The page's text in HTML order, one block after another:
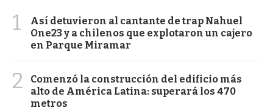
1
Así detuvieron al cantante de trap Nahuel
One23 y a chilenos que explotaron un cajero
en Parque Miramar
2
Comenzó la construcción del edificio más
alto de América Latina: superará los 470
metros